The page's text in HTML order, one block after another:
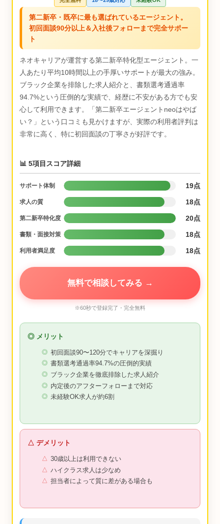
第二新卒・既卒に最も選ばれているエージェント。
初回面談90分以上＆入社後フォローまで完全サポー
ト
ネオキャリアが運営する第二新卒特化型エージェント。一
人あたり平均10時間以上の手厚いサポートが最大の強み。
ブラック企業を排除した求人紹介と、書類選考通過率
94.7%という圧倒的な実績で、経歴に不安がある方でも安
心して利用できます。「第二新卒エージェントneoはやば
い？」という口コミも見かけますが、実際の利用者評判は
非常に高く、特に初回面談の丁寧さが好評です。
📊 5項目スコア詳細
サポート体制 19点
求人の質 18点
第二新卒特化度 20点
書類・面接対策 18点
利用者満足度 18点
無料で相談してみる →
※60秒で登録完了・完全無料
◎ メリット
初回面談90〜120分でキャリアを深掘り
書類選考通過率94.7%の圧倒的実績
ブラック企業を徹底排除した求人紹介
内定後のアフターフォローまで対応
未経験OK求人が約6割
△ デメリット
30歳以上は利用できない
ハイクラス求人は少なめ
担当者によって質に差がある場合も